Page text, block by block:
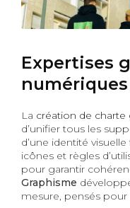
Expertises
La création de charte
d’unifier tous les
d’une identité
icônes et règles
pour garantir
Graphisme
mesure, pensés pour